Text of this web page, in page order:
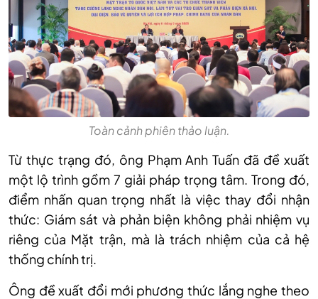
Toàn cảnh phiên thảo luận.
Từ thực trạng đó, ông Phạm Anh Tuấn đã đề xuất
một lộ trình gồm 7 giải pháp trọng tâm. Trong đó,
điểm nhấn quan trọng nhất là việc thay đổi nhận
thức: Giám sát và phản biện không phải nhiệm vụ
riêng của Mặt trận, mà là trách nhiệm của cả hệ
thống chính trị.
Ông đề xuất đổi mới phương thức lắng nghe theo